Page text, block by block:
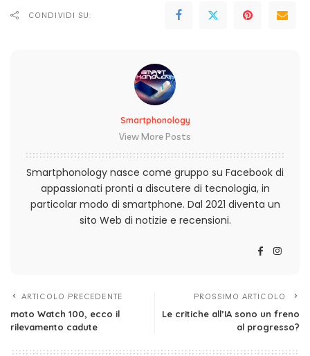
CONDIVIDI SU:
Smartphonology
View More Posts
Smartphonology nasce come gruppo su Facebook di
appassionati pronti a discutere di tecnologia, in
particolar modo di smartphone. Dal 2021 diventa un
sito Web di notizie e recensioni.
ARTICOLO PRECEDENTE
moto Watch 100, ecco il
rilevamento cadute
PROSSIMO ARTICOLO
Le critiche all’IA sono un freno
al progresso?